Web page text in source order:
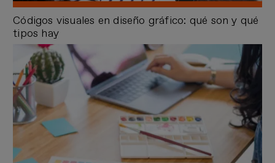
Códigos visuales en diseño gráfico: qué son y qué
tipos hay